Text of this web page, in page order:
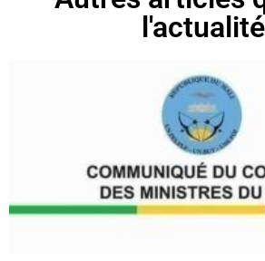
l'actualité